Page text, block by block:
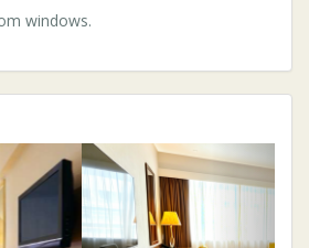
windows.
Next